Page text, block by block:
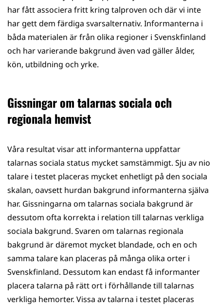
har fått associera fritt kring talproven och där vi inte
har gett dem färdiga svarsalternativ. Informanterna i
båda materialen är från olika regioner i Svenskfinland
och har varierande bakgrund även vad gäller ålder,
kön, utbildning och yrke.
Gissningar om talarnas sociala och
regionala hemvist
Våra resultat visar att informanterna uppfattar
talarnas sociala status mycket samstämmigt. Sju av nio
talare i testet placeras mycket enhetligt på den sociala
skalan, oavsett hurdan bakgrund informanterna själva
har. Gissningarna om talarnas sociala bakgrund är
dessutom ofta korrekta i relation till talarnas verkliga
sociala bakgrund. Svaren om talarnas regionala
bakgrund är däremot mycket blandade, och en och
samma talare kan placeras på många olika orter i
Svenskfinland. Dessutom kan endast få informanter
placera talarna på rätt ort i förhållande till talarnas
verkliga hemorter. Vissa av talarna i testet placeras